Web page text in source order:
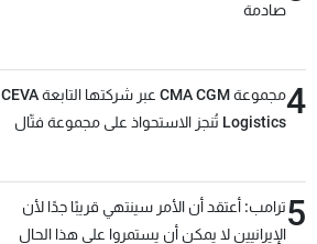
صادمة
4
مجموعة CMA CGM عبر شركتها التابعة CEVA
Logistics تُنجز الاستحواذ على مجموعة فتّال
5ترامب: أعتقد أن الأمر سينتهي قريبًا جدًا لأن
الإيرانيين لا يمكن أن يستمروا على هذا الحال